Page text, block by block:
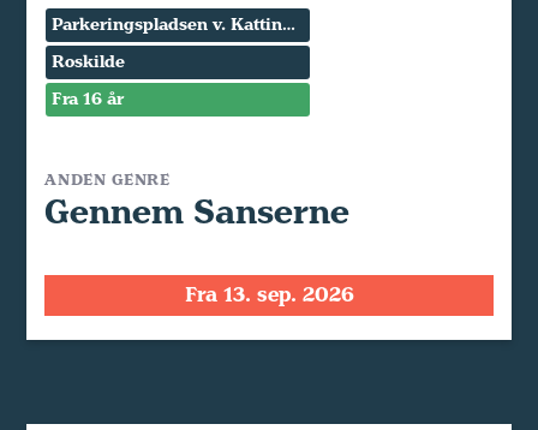
Parkeringspladsen v. Kattinge Værk
Roskilde
Fra 16 år
ANDEN GENRE
Gennem Sanserne
Fra 13. sep. 2026